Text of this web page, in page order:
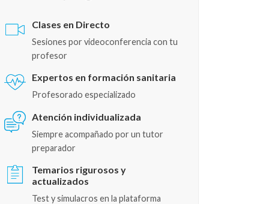
Clases en Directo
Sesiones por videoconferencia con tu
profesor
Expertos en formación sanitaria
Profesorado especializado
Atención individualizada
Siempre acompañado por un tutor
preparador
Temarios rigurosos y
actualizados
Test y simulacros en la plataforma